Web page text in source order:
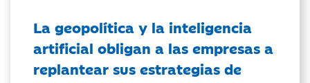
La geopolítica y la inteligencia
artificial obligan a las empresas a
replantear sus estrategias de